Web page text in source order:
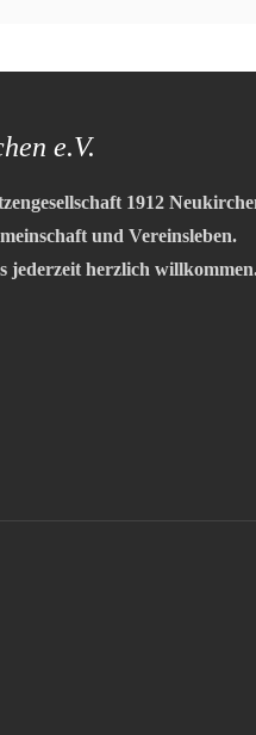
e.V.
1912
und Vereinsleben.
jederzeit herzlich